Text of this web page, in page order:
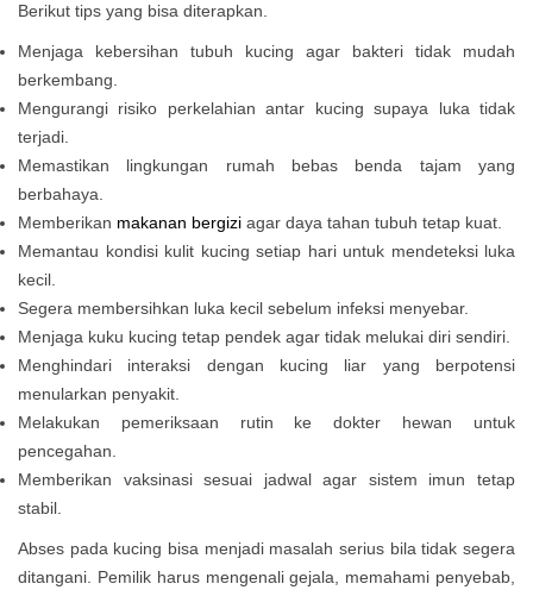
Berikut tips yang bisa diterapkan.
Menjaga kebersihan tubuh kucing agar bakteri tidak mudah
berkembang.
Mengurangi risiko perkelahian antar kucing supaya luka tidak
terjadi.
Memastikan lingkungan rumah bebas benda tajam yang
berbahaya.
Memberikan makanan bergizi agar daya tahan tubuh tetap kuat.
Memantau kondisi kulit kucing setiap hari untuk mendeteksi luka
kecil.
Segera membersihkan luka kecil sebelum infeksi menyebar.
Menjaga kuku kucing tetap pendek agar tidak melukai diri sendiri.
Menghindari interaksi dengan kucing liar yang berpotensi
menularkan penyakit.
Melakukan pemeriksaan rutin ke dokter hewan untuk
pencegahan.
Memberikan vaksinasi sesuai jadwal agar sistem imun tetap
stabil.
Abses pada kucing bisa menjadi masalah serius bila tidak segera
ditangani. Pemilik harus mengenali gejala, memahami penyebab,